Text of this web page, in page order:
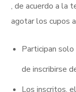
, de acuerdo a la
agotar los cupos
Participan
de inscribirse
Los inscritos,